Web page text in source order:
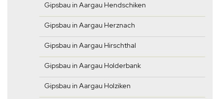
Gipsbau in Aargau Hendschiken
Gipsbau in Aargau Herznach
Gipsbau in Aargau Hirschthal
Gipsbau in Aargau Holderbank
Gipsbau in Aargau Holziken